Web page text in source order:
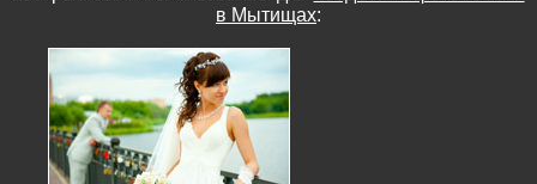
в Мытищах: